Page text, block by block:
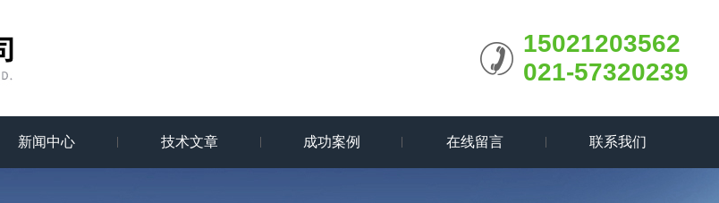
15021203562
021-57320239
新闻中心 技术文章 成功案例 在线留言 联系我们